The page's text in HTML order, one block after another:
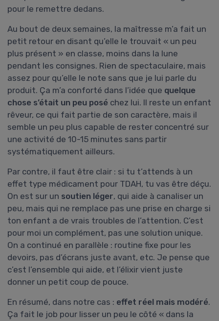
pour le remettre dedans.
Au bout de deux semaines, la maîtresse m’a fait un
petit retour en disant qu’elle le trouvait « un peu
plus présent » en classe, moins dans la lune
pendant les consignes. Rien de spectaculaire, mais
assez pour qu’elle le note sans que je lui parle du
produit. Ça m’a conforté dans l’idée que quelque
chose s’était un peu posé chez lui. Il reste un enfant
rêveur, ce qui fait partie de son caractère, mais il
semble un peu plus capable de rester concentré sur
une activité de 10-15 minutes sans partir
systématiquement ailleurs.
Par contre, il faut être clair : si tu t’attends à un
effet type médicament pour TDAH, tu vas être déçu.
On est sur un soutien léger, qui aide à canaliser un
peu, mais qui ne remplace pas une prise en charge si
ton enfant a de vrais troubles de l’attention. C’est
pour moi un complément, pas une solution unique.
On a continué en parallèle : routine fixe pour les
devoirs, pas d’écrans juste avant, etc. Je pense que
c’est l’ensemble qui aide, et l’élixir vient juste
donner un petit coup de pouce.
En résumé, dans notre cas : effet réel mais modéré.
Ça fait le job pour lisser un peu le côté « dans la